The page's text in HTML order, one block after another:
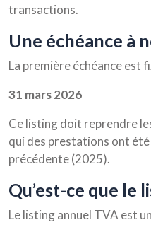
transactions.
une échéance à
La première échéance est
31 mars 2026
Ce listing doit reprendre
qui des prestations ont été
précédente (2025).
qu’est-ce que
Le listing annuel TVA est